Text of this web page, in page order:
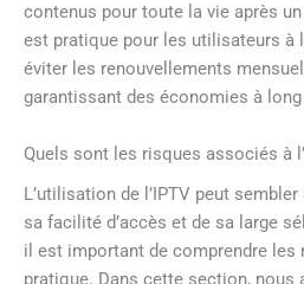
contenus pour toute la vie après
est pratique pour les utilisateurs à
éviter les renouvellements
garantissant des économies à
Quels sont les risques associés à
L’utilisation de l’IPTV peut
sa facilité d’accès et de sa large
il est important de comprendre
pratique. Dans cette section, nous